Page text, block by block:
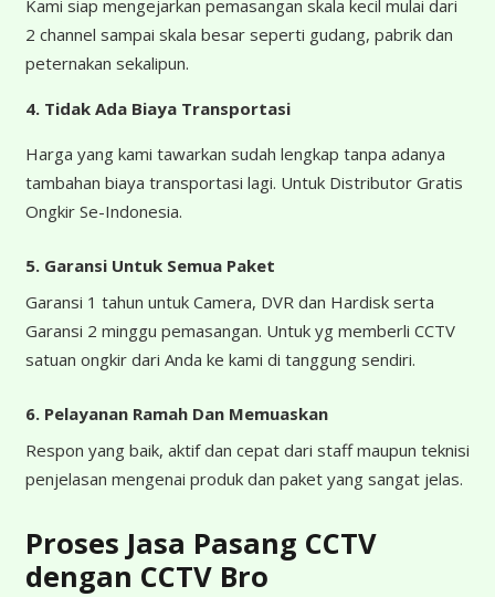
Kami siap mengejarkan pemasangan skala kecil mulai dari
2 channel sampai skala besar seperti gudang, pabrik dan
peternakan sekalipun.
4. Tidak Ada Biaya Transportasi
Harga yang kami tawarkan sudah lengkap tanpa adanya
tambahan biaya transportasi lagi. Untuk Distributor Gratis
Ongkir Se-Indonesia.
5. Garansi Untuk Semua Paket
Garansi 1 tahun untuk Camera, DVR dan Hardisk serta
Garansi 2 minggu pemasangan. Untuk yg memberli CCTV
satuan ongkir dari Anda ke kami di tanggung sendiri.
6. Pelayanan Ramah Dan Memuaskan
Respon yang baik, aktif dan cepat dari staff maupun teknisi
penjelasan mengenai produk dan paket yang sangat jelas.
Proses Jasa Pasang CCTV
dengan CCTV Bro